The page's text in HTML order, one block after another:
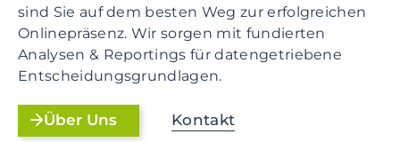
sind Sie auf dem besten Weg zur erfolgreichen
Onlinepräsenz. Wir sorgen mit fundierten
Analysen & Reportings für datengetriebene
Entscheidungsgrundlagen.
Über Uns Kontakt